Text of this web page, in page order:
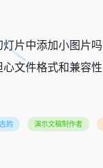
片中添加小图片
文件格式和兼容
的 演示文稿制作者